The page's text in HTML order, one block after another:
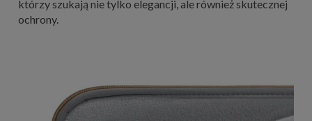
którzy szukają nie tylko elegancji, ale również skutecznej
ochrony.